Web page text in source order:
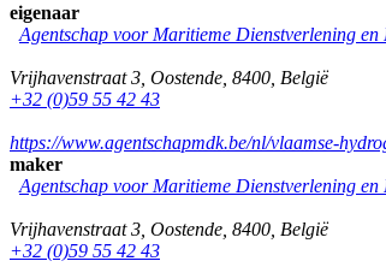
eigenaar
Agentschap voor Maritieme Dienstverlening
Vrijhavenstraat 3 Oostende 8400 België
+32 (0)59 55 42 43
https://www.agentschapmdk.be/nl/vlaamse-
maker
Agentschap voor Maritieme Dienstverlening
Vrijhavenstraat 3 Oostende 8400 België
+32 (0)59 55 42 43